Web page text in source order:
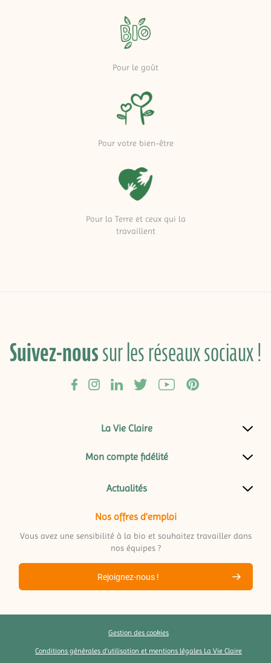
Pour le goût
Pour votre bien-être
Pour la Terre et ceux qui la
travaillent
Suivez-noussur les réseaux sociaux !
La Vie Claire
Mon compte fidélité
Actualités
Nos offres d'emploi
Vous avez une sensibilité à la bio et souhaitez travailler dans
nos équipes ?
Rejoignez-nous !
Gestion des cookies
Conditions générales d’utilisation et mentions légales La Vie Claire